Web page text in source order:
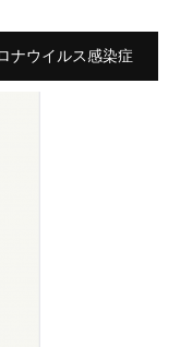
ナウイルス感染症